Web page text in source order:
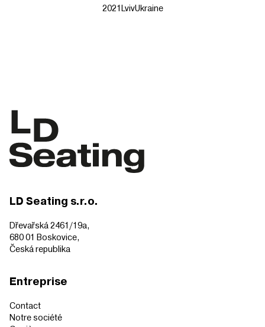
2021LvivUkraine
LD Seating s.r.o.
Dřevařská 2461/19a,
680 01 Boskovice,
Česká republika
Entreprise
Contact
Notre société